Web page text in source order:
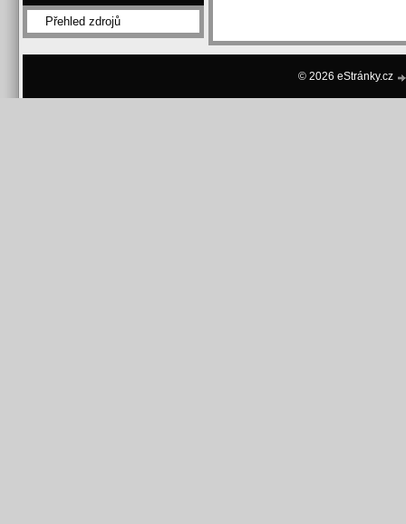
Přehled zdrojů
© 2026 eStránky.cz